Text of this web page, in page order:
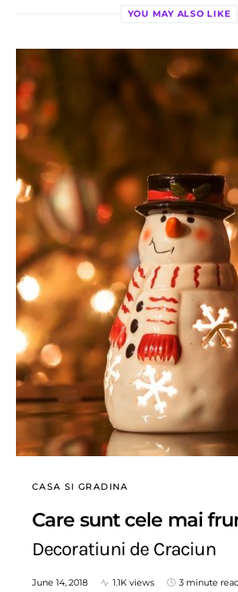
YOU MAY ALSO LIKE
CASA SI GRADINA
Care sunt cele mai
Decoratiuni de Craciun
June 14, 2018 1.1K views 3 minute